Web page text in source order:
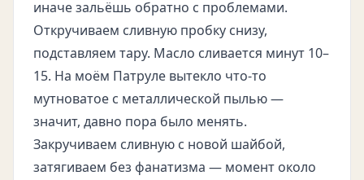
иначе зальёшь обратно с проблемами.
Откручиваем сливную пробку снизу,
подставляем тару. Масло сливается минут 10–
15. На моём Патруле вытекло что-то
мутноватое с металлической пылью —
значит, давно пора было менять.
Закручиваем сливную с новой шайбой,
затягиваем без фанатизма — момент около